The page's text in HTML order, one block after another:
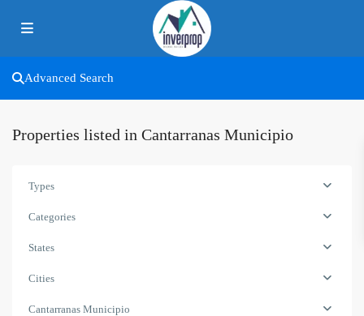
Advanced Search
Properties listed in Cantarranas Municipio
Types
Categories
States
Cities
Cantarranas Municipio